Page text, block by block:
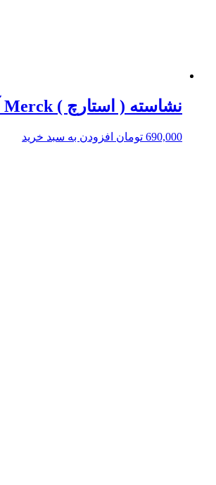
نشاسته ( استارچ ) Merck آلمان
690,000 تومان افزودن به سبد خرید